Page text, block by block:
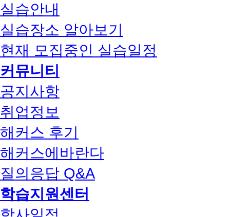
실습안내
실습장소 알아보기
현재 모집중인 실습일정
커뮤니티
공지사항
취업정보
해커스 후기
해커스에바란다
질의응답 Q&A
학습지원센터